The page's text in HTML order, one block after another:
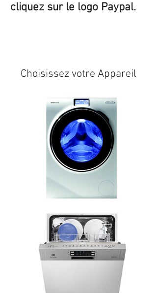
cliquez sur le logo Paypal.
Choisissez votre Appareil